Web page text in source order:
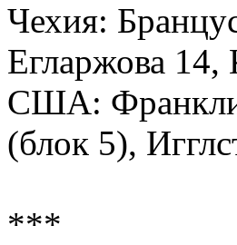
Чехия:
Егларжова
США:
(блок 5),
***